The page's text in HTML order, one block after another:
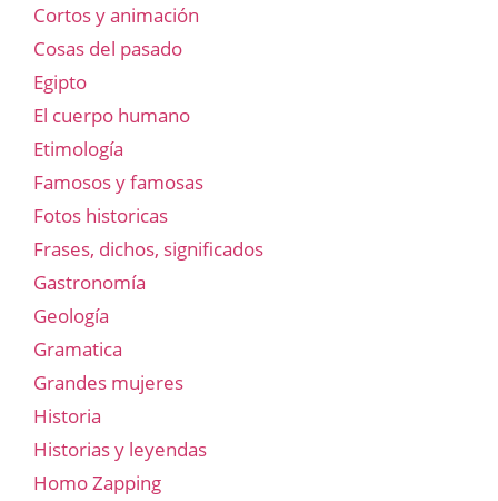
Cortos y animación
Cosas del pasado
Egipto
El cuerpo humano
Etimología
Famosos y famosas
Fotos historicas
Frases, dichos, significados
Gastronomía
Geología
Gramatica
Grandes mujeres
Historia
Historias y leyendas
Homo Zapping